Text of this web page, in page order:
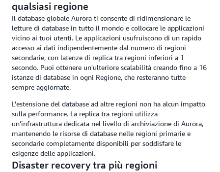
qualsiasi regione
Il database globale Aurora ti consente di ridimensionare le
letture di database in tutto il mondo e collocare le applicazioni
vicino ai tuoi utenti. Le applicazioni usufruiscono di un rapido
accesso ai dati indipendentemente dal numero di regioni
secondarie, con latenze di replica tra regioni inferiori a 1
secondo. Puoi ottenere un'ulteriore scalabilità creando fino a 16
istanze di database in ogni Regione, che resteranno tutte
sempre aggiornate.
L'estensione del database ad altre regioni non ha alcun impatto
sulla performance. La replica tra regioni utilizza
un’infrastruttura dedicata nel livello di archiviazione di Aurora,
mantenendo le risorse di database nelle regioni primarie e
secondarie completamente disponibili per soddisfare le
esigenze delle applicazioni.
Disaster recovery tra più regioni